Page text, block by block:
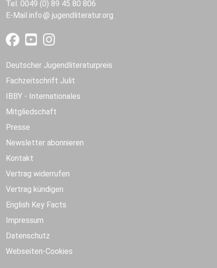
Tel. 0049 (0) 89 45 80 806
E-Mail info jugendliteratur.org
Deutscher Jugendliteraturpreis
Fachzeitschrift Julit
IBBY - Internationales
Mitgliedschaft
Presse
Newsletter abonnieren
Kontakt
Vertrag widerrufen
Vertrag kündigen
English Key Facts
Impressum
Datenschutz
Webseiten-Cookies